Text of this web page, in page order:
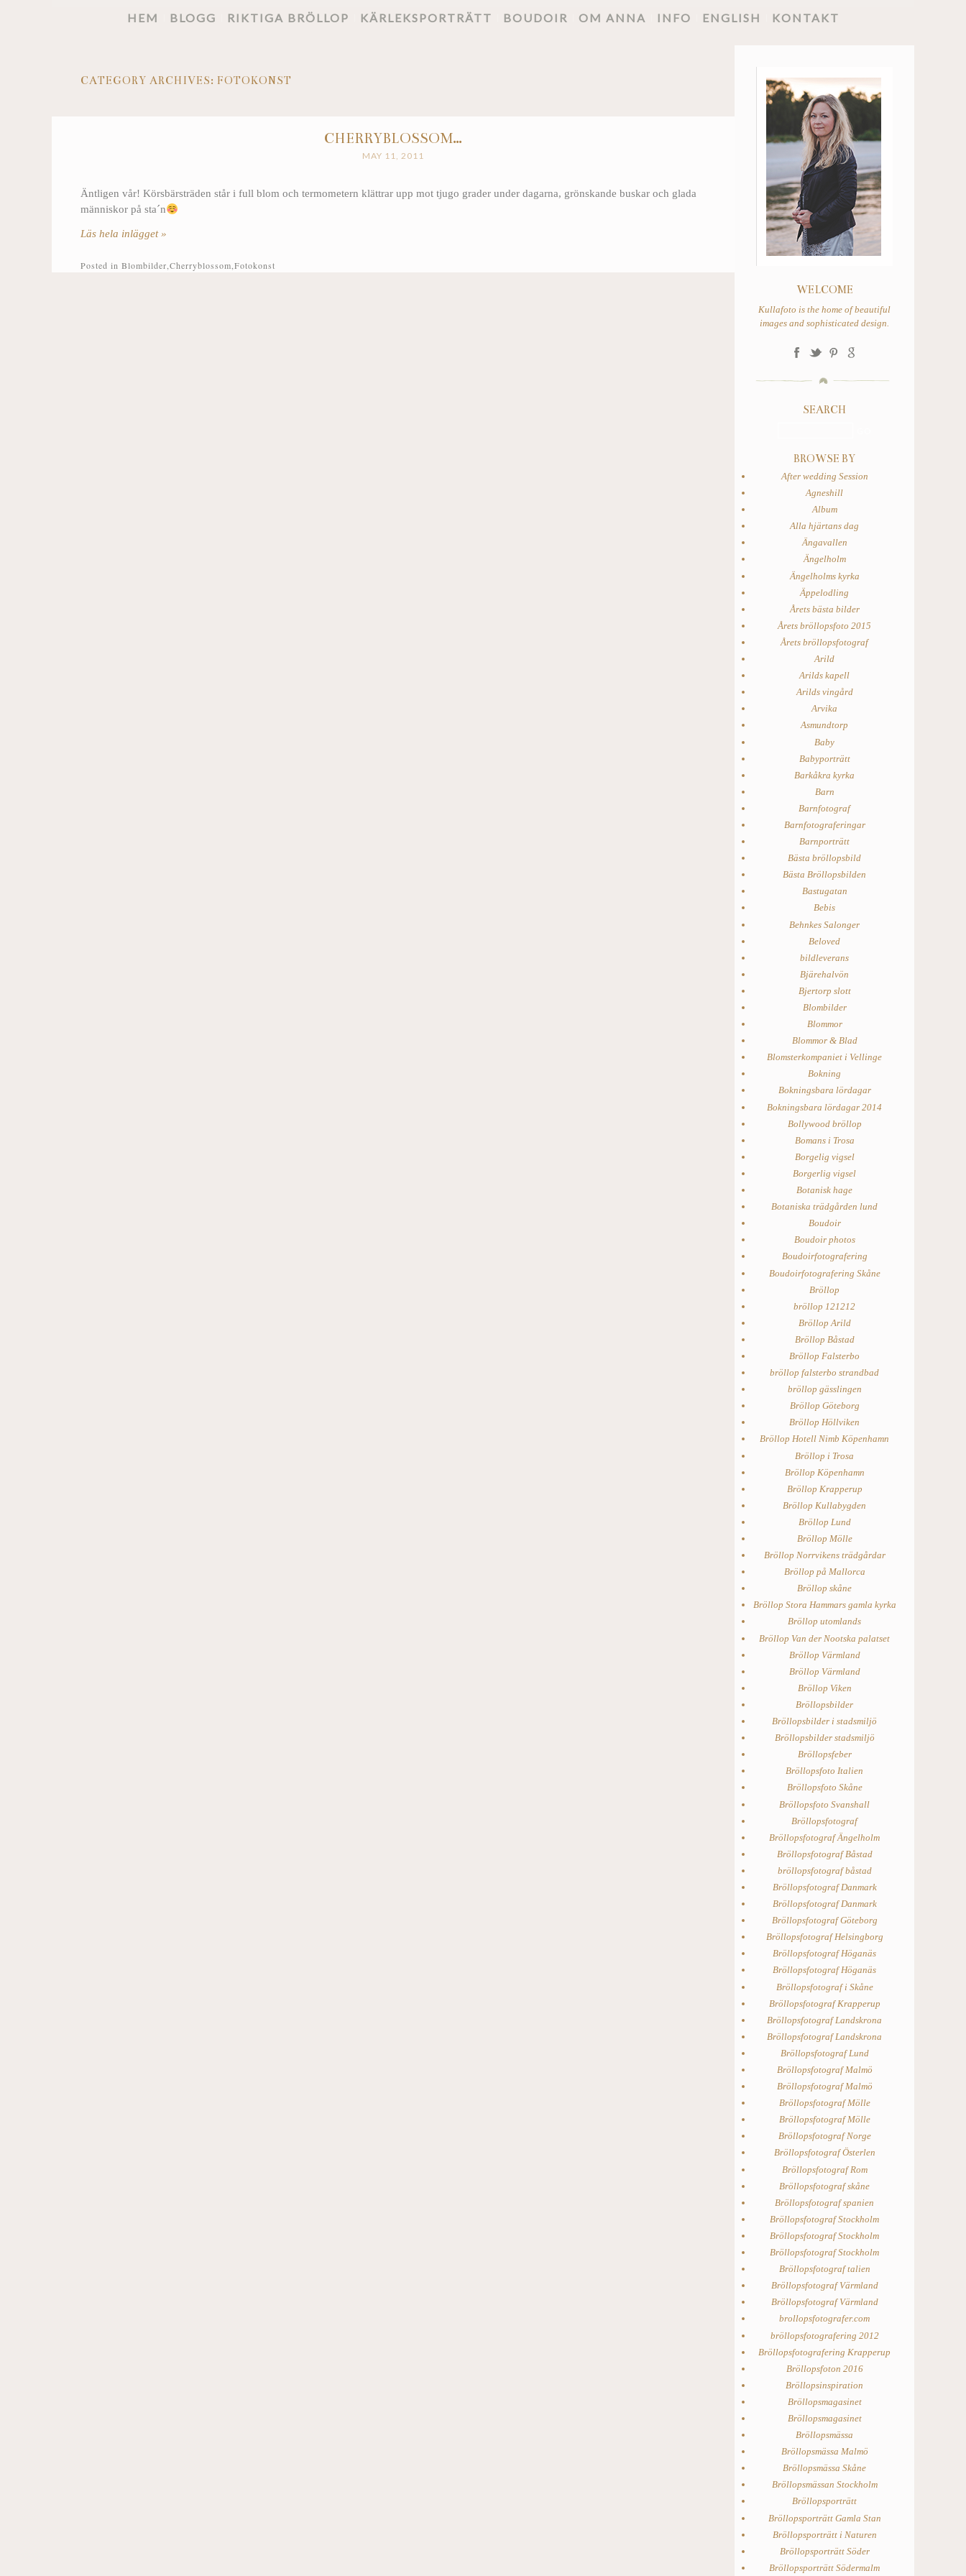
HEM BLOGG RIKTIGA BRÖLLOP KÄRLEKSPORTRÄTT BOUDOIR OM ANNA INFO ENGLISH KONTAKT
CATEGORY ARCHIVES: FOTOKONST
CHERRYBLOSSOM…
MAY 11, 2011
Äntligen vår! Körsbärsträden står i full blom och termometern klättrar upp mot tjugo grader under dagarna, grönskande buskar och glada
människor på sta´n
Läs hela inlägget »
Posted in Blombilder Cherryblossom Fotokonst
WELCOME
Kullafoto is the home of beautiful
images and sophisticated design.
SEARCH
BROWSE BY
After wedding Session
Agneshill
Album
Alla hjärtans dag
Ängavallen
Ängelholm
Ängelholms kyrka
Äppelodling
Årets bästa bilder
Årets bröllopsfoto 2015
Årets bröllopsfotograf
Arild
Arilds kapell
Arilds vingård
Arvika
Asmundtorp
Baby
Babyporträtt
Barkåkra kyrka
Barn
Barnfotograf
Barnfotograferingar
Barnporträtt
Bästa bröllopsbild
Bästa Bröllopsbilden
Bastugatan
Bebis
Behnkes Salonger
Beloved
bildleverans
Bjärehalvön
Bjertorp slott
Blombilder
Blommor
Blommor & Blad
Blomsterkompaniet i Vellinge
Bokning
Bokningsbara lördagar
Bokningsbara lördagar 2014
Bollywood bröllop
Bomans i Trosa
Borgelig vigsel
Borgerlig vigsel
Botanisk hage
Botaniska trädgården lund
Boudoir
Boudoir photos
Boudoirfotografering
Boudoirfotografering Skåne
Bröllop
bröllop 121212
Bröllop Arild
Bröllop Båstad
Bröllop Falsterbo
bröllop falsterbo strandbad
bröllop gässlingen
Bröllop Göteborg
Bröllop Höllviken
Bröllop Hotell Nimb Köpenhamn
Bröllop i Trosa
Bröllop Köpenhamn
Bröllop Krapperup
Bröllop Kullabygden
Bröllop Lund
Bröllop Mölle
Bröllop Norrvikens trädgårdar
Bröllop på Mallorca
Bröllop skåne
Bröllop Stora Hammars gamla kyrka
Bröllop utomlands
Bröllop Van der Nootska palatset
Bröllop Värmland
Bröllop Värmland
Bröllop Viken
Bröllopsbilder
Bröllopsbilder i stadsmiljö
Bröllopsbilder stadsmiljö
Bröllopsfeber
Bröllopsfoto Italien
Bröllopsfoto Skåne
Bröllopsfoto Svanshall
Bröllopsfotograf
Bröllopsfotograf Ängelholm
Bröllopsfotograf Båstad
bröllopsfotograf båstad
Bröllopsfotograf Danmark
Bröllopsfotograf Danmark
Bröllopsfotograf Göteborg
Bröllopsfotograf Helsingborg
Bröllopsfotograf Höganäs
Bröllopsfotograf Höganäs
Bröllopsfotograf i Skåne
Bröllopsfotograf Krapperup
Bröllopsfotograf Landskrona
Bröllopsfotograf Landskrona
Bröllopsfotograf Lund
Bröllopsfotograf Malmö
Bröllopsfotograf Malmö
Bröllopsfotograf Mölle
Bröllopsfotograf Mölle
Bröllopsfotograf Norge
Bröllopsfotograf Österlen
Bröllopsfotograf Rom
Bröllopsfotograf skåne
Bröllopsfotograf spanien
Bröllopsfotograf Stockholm
Bröllopsfotograf Stockholm
Bröllopsfotograf Stockholm
Bröllopsfotograf talien
Bröllopsfotograf Värmland
Bröllopsfotograf Värmland
brollopsfotografer.com
bröllopsfotografering 2012
Bröllopsfotografering Krapperup
Bröllopsfoton 2016
Bröllopsinspiration
Bröllopsmagasinet
Bröllopsmagasinet
Bröllopsmässa
Bröllopsmässa Malmö
Bröllopsmässa Skåne
Bröllopsmässan Stockholm
Bröllopsporträtt
Bröllopsporträtt Gamla Stan
Bröllopsporträtt i Naturen
Bröllopsporträtt Söder
Bröllopsporträtt Södermalm